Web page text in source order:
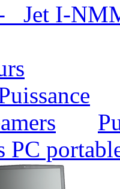
Jet I-
PC